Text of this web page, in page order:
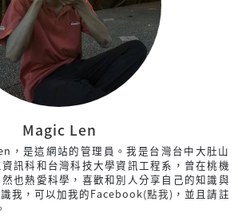
Magic Len
，是這網站的管理員。我是台灣台中大肚山
訊科和台灣科技大學資訊工程系，曾在桃機
也熱愛科學，喜歡和別人分享自己的知識與
我，可以加我的Facebook(點我) ，並且請註